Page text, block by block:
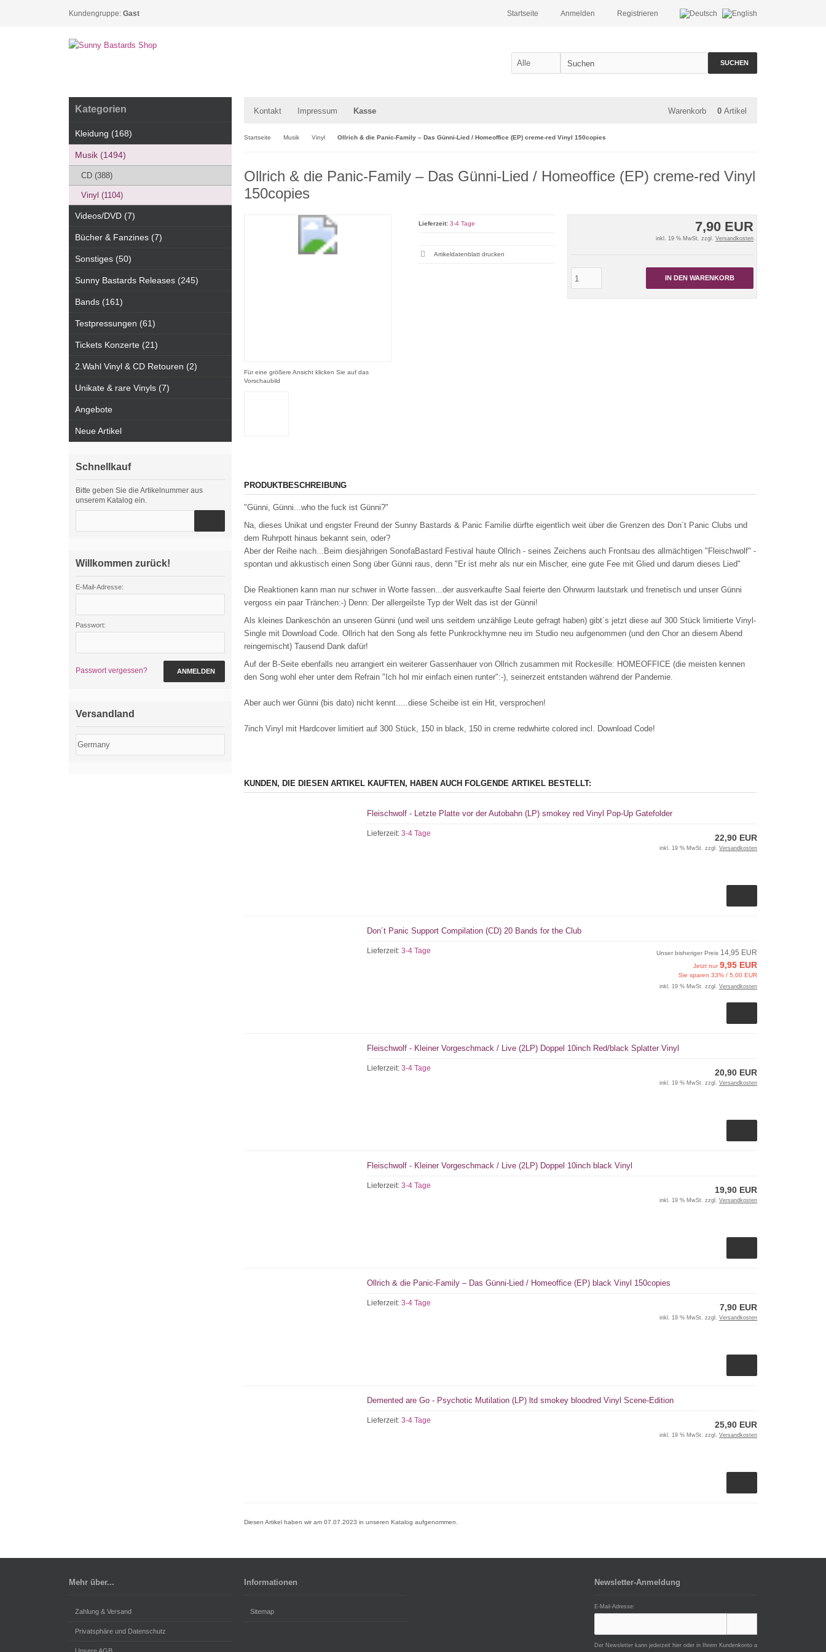
Kundengruppe: Gast Registrieren
Anmelden
Startseite
SUCHEN
Kontakt Impressum Kasse Warenkorb 0 Artikel
Startseite Musik Vinyl Ollrich & die Panic-Family – Das Günni-Lied / Homeoffice (EP) creme-red Vinyl 150copies
Ollrich & die Panic-Family – Das Günni-Lied / Homeoffice (EP) creme-red Vinyl
150copies
Für eine größere Ansicht klicken Sie auf das
Vorschaubild
7,90 EUR
inkl. 19 % MwSt. zzgl. Versandkosten
IN DEN WARENKORB
Lieferzeit: 3-4 Tage
Artikeldatenblatt drucken
PRODUKTBESCHREIBUNG
"Günni, Günni...who the fuck ist Günni?"
Na, dieses Unikat und engster Freund der Sunny Bastards & Panic Familie dürfte eigentlich weit über die Grenzen des Don´t Panic Clubs und
dem Ruhrpott hinaus bekannt sein, oder?
Aber der Reihe nach...Beim diesjährigen SonofaBastard Festival haute Ollrich - seines Zeichens auch Frontsau des allmächtigen "Fleischwolf" -
spontan und akkustisch einen Song über Günni raus, denn "Er ist mehr als nur ein Mischer, eine gute Fee mit Glied und darum dieses Lied"
Die Reaktionen kann man nur schwer in Worte fassen...der ausverkaufte Saal feierte den Ohrwurm lautstark und frenetisch und unser Günni
vergoss ein paar Tränchen:-) Denn: Der allergeilste Typ der Welt das ist der Günni!
Als kleines Dankeschön an unseren Günni (und weil uns seitdem unzählige Leute gefragt haben) gibt´s jetzt diese auf 300 Stück limitierte Vinyl-
Single mit Download Code. Ollrich hat den Song als fette Punkrockhymne neu im Studio neu aufgenommen (und den Chor an diesem Abend
reingemischt) Tausend Dank dafür!
Auf der B-Seite ebenfalls neu arrangiert ein weiterer Gassenhauer von Ollrich zusammen mit Rockesille: HOMEOFFICE (die meisten kennen
den Song wohl eher unter dem Refrain "Ich hol mir einfach einen runter":-), seinerzeit entstanden während der Pandemie.
Aber auch wer Günni (bis dato) nicht kennt.....diese Scheibe ist ein Hit, versprochen!
7inch Vinyl mit Hardcover limitiert auf 300 Stück, 150 in black, 150 in creme redwhirte colored incl. Download Code!
KUNDEN, DIE DIESEN ARTIKEL KAUFTEN, HABEN AUCH FOLGENDE ARTIKEL BESTELLT:
Fleischwolf - Letzte Platte vor der Autobahn (LP) smokey red Vinyl Pop-Up Gatefolder
Lieferzeit:3-4 Tage 22,90 EUR
inkl. 19 % MwSt. zzgl. Versandkosten
Don´t Panic Support Compilation (CD) 20 Bands for the Club
Lieferzeit:3-4 Tage Unser bisheriger Preis 14,95 EUR
Jetzt nur9,95 EUR
Sie sparen 33% / 5,00 EUR
inkl. 19 % MwSt. zzgl. Versandkosten
Fleischwolf - Kleiner Vorgeschmack / Live (2LP) Doppel 10inch Red/black Splatter Vinyl
Lieferzeit:3-4 Tage 20,90 EUR
inkl. 19 % MwSt. zzgl. Versandkosten
Fleischwolf - Kleiner Vorgeschmack / Live (2LP) Doppel 10inch black Vinyl
Lieferzeit:3-4 Tage 19,90 EUR
inkl. 19 % MwSt. zzgl. Versandkosten
Ollrich & die Panic-Family – Das Günni-Lied / Homeoffice (EP) black Vinyl 150copies
Lieferzeit:3-4 Tage 7,90 EUR
inkl. 19 % MwSt. zzgl. Versandkosten
Demented are Go - Psychotic Mutilation (LP) ltd smokey bloodred Vinyl Scene-Edition
Lieferzeit:3-4 Tage 25,90 EUR
inkl. 19 % MwSt. zzgl. Versandkosten
Diesen Artikel haben wir am 07.07.2023 in unseren Katalog aufgenommen.
Kategorien
Kleidung (168)
Musik (1494)
CD (388)
Vinyl (1104)
Videos/DVD (7)
Bücher & Fanzines (7)
Sonstiges (50)
Sunny Bastards Releases (245)
Bands (161)
Testpressungen (61)
Tickets Konzerte (21)
2.Wahl Vinyl & CD Retouren (2)
Unikate & rare Vinyls (7)
Angebote
Neue Artikel
Schnellkauf
Bitte geben Sie die Artikelnummer aus
unserem Katalog ein.
Willkommen zurück!
E-Mail-Adresse:
Passwort:
Passwort vergessen? ANMELDEN
Versandland
Mehr über...
Zahlung & Versand
Privatsphäre und Datenschutz
Informationen
Sitemap
Newsletter-Anmeldung
E-Mail-Adresse:
Der Newsletter kann jederzeit hier oder in Ihrem Kundenkonto a